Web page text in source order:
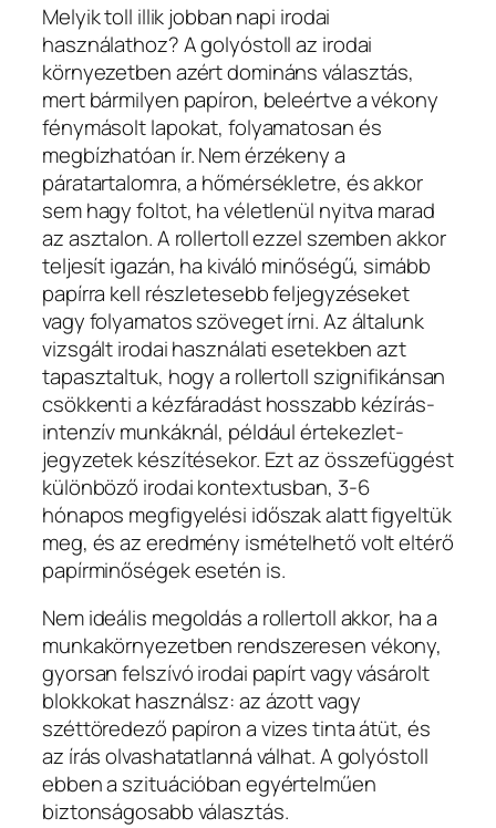
Melyik toll illik jobban napi irodai
használathoz? A golyóstoll az irodai
környezetben azért domináns választás,
mert bármilyen papíron, beleértve a vékony
fénymásolt lapokat, folyamatosan és
megbízhatóan ír. Nem érzékeny a
páratartalomra, a hőmérsékletre, és akkor
sem hagy foltot, ha véletlenül nyitva marad
az asztalon. A rollertoll ezzel szemben akkor
teljesít igazán, ha kiváló minőségű, simább
papírra kell részletesebb feljegyzéseket
vagy folyamatos szöveget írni. Az általunk
vizsgált irodai használati esetekben azt
tapasztaltuk, hogy a rollertoll szignifikánsan
csökkenti a kézfáradást hosszabb kézírás-
intenzív munkáknál, például értekezlet-
jegyzetek készítésekor. Ezt az összefüggést
különböző irodai kontextusban, 3-6
hónapos megfigyelési időszak alatt figyeltük
meg, és az eredmény ismételhető volt eltérő
papírminőségek esetén is.
Nem ideális megoldás a rollertoll akkor, ha a
munkakörnyezetben rendszeresen vékony,
gyorsan felszívó irodai papírt vagy vásárolt
blokkokat használsz: az ázott vagy
széttöredező papíron a vizes tinta átüt, és
az írás olvashatatlanná válhat. A golyóstoll
ebben a szituációban egyértelműen
biztonságosabb választás.